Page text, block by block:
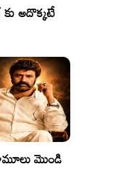
కు అదొక్కటే
మొండి